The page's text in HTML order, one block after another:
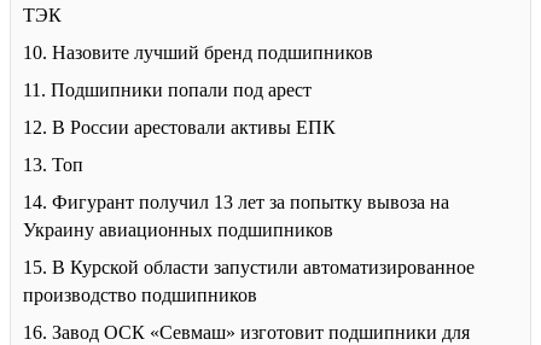
ТЭК
10. Назовите лучший бренд подшипников
11. Подшипники попали под арест
12. В России арестовали активы ЕПК
13. Топ
14. Фигурант получил 13 лет за попытку вывоза на
Украину авиационных подшипников
15. В Курской области запустили автоматизированное
производство подшипников
16. Завод ОСК «Севмаш» изготовит подшипники для